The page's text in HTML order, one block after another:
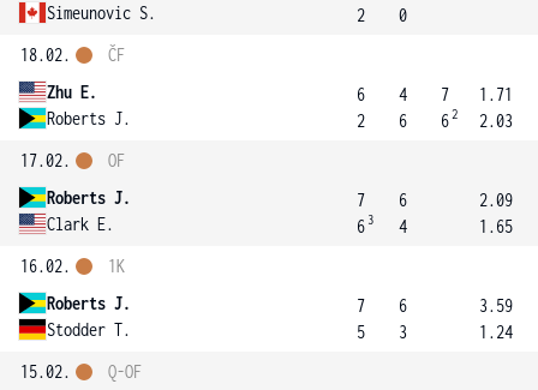
Simeunovic S.
2
0
18.02.
Zhu E.
Roberts J.
ČF
6
2
4
6
7
62
1.71
2.03
17.02.
Roberts J.
Clark E.
OF
7
6 3
6
4
2.09
1.65
16.02.
Roberts J.
Stodder T.
1K
7
5
6
3
3.59
1.24
15.02.
Q-OF